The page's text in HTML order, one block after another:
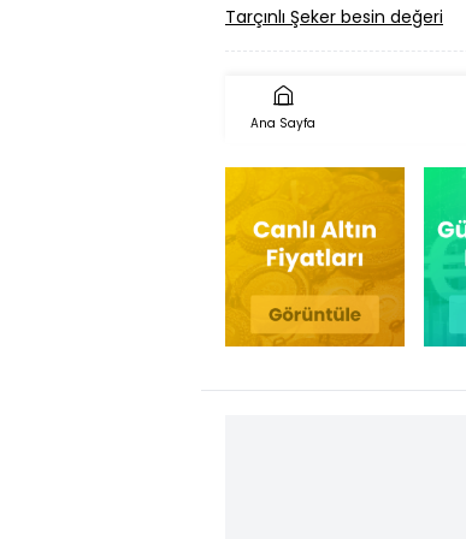
Tarçınlı Şeker besin değeri
Ana Sayfa